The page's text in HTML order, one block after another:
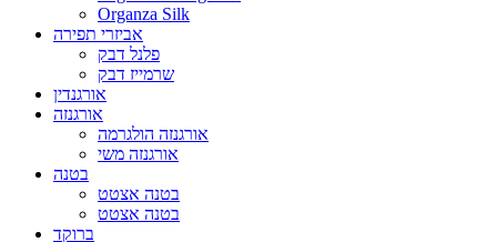
Organza Silk
אביזרי תפירה
פלנל דבק
שרמייז דבק
אורגנדין
אורגנזה
אורגנזה הולגרמה
אורגנזה משי
בטנה
בטנה אצטט
בטנה אצטט
ברוקד